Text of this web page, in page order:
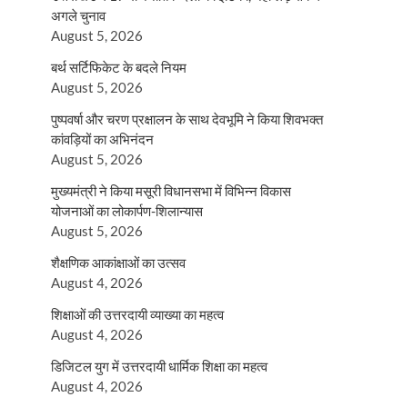
अगले चुनाव
August 5, 2026
बर्थ सर्टिफिकेट के बदले नियम
August 5, 2026
पुष्पवर्षा और चरण प्रक्षालन के साथ देवभूमि ने किया शिवभक्त
कांवड़ियों का अभिनंदन
August 5, 2026
मुख्यमंत्री ने किया मसूरी विधानसभा में विभिन्न विकास
योजनाओं का लोकार्पण-शिलान्यास
August 5, 2026
शैक्षणिक आकांक्षाओं का उत्सव
August 4, 2026
शिक्षाओं की उत्तरदायी व्याख्या का महत्व
August 4, 2026
डिजिटल युग में उत्तरदायी धार्मिक शिक्षा का महत्व
August 4, 2026